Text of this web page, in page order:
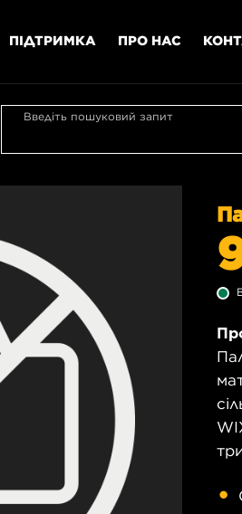
ПІДТРИМКА ПРО НАС
Введіть пошуковий запит